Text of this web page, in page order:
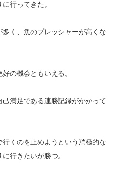
行ってきた。
く、魚のプレッシャーが高くな
の機会ともいえる。
満足である連勝記録がかかって
くのを止めようという消極的な
行きたいが勝つ。